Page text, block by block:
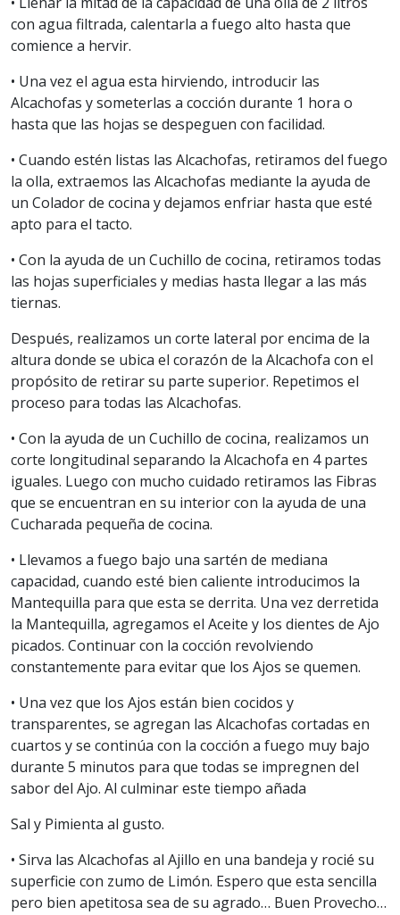
con agua filtrada, calentarla a fuego alto hasta que
comience a hervir.
• Una vez el agua esta hirviendo, introducir las
Alcachofas y someterlas a cocción durante 1 hora o
hasta que las hojas se despeguen con facilidad.
• Cuando estén listas las Alcachofas, retiramos del fuego
la olla, extraemos las Alcachofas mediante la ayuda de
un Colador de cocina y dejamos enfriar hasta que esté
apto para el tacto.
• Con la ayuda de un Cuchillo de cocina, retiramos todas
las hojas superficiales y medias hasta llegar a las más
tiernas.
Después, realizamos un corte lateral por encima de la
altura donde se ubica el corazón de la Alcachofa con el
propósito de retirar su parte superior. Repetimos el
proceso para todas las Alcachofas.
• Con la ayuda de un Cuchillo de cocina, realizamos un
corte longitudinal separando la Alcachofa en 4 partes
iguales. Luego con mucho cuidado retiramos las Fibras
que se encuentran en su interior con la ayuda de una
Cucharada pequeña de cocina.
• Llevamos a fuego bajo una sartén de mediana
capacidad, cuando esté bien caliente introducimos la
Mantequilla para que esta se derrita. Una vez derretida
la Mantequilla, agregamos el Aceite y los dientes de Ajo
picados. Continuar con la cocción revolviendo
constantemente para evitar que los Ajos se quemen.
• Una vez que los Ajos están bien cocidos y
transparentes, se agregan las Alcachofas cortadas en
cuartos y se continúa con la cocción a fuego muy bajo
durante 5 minutos para que todas se impregnen del
sabor del Ajo. Al culminar este tiempo añada
Sal y Pimienta al gusto.
• Sirva las Alcachofas al Ajillo en una bandeja y rocié su
superficie con zumo de Limón. Espero que esta sencilla
pero bien apetitosa sea de su agrado… Buen Provecho…